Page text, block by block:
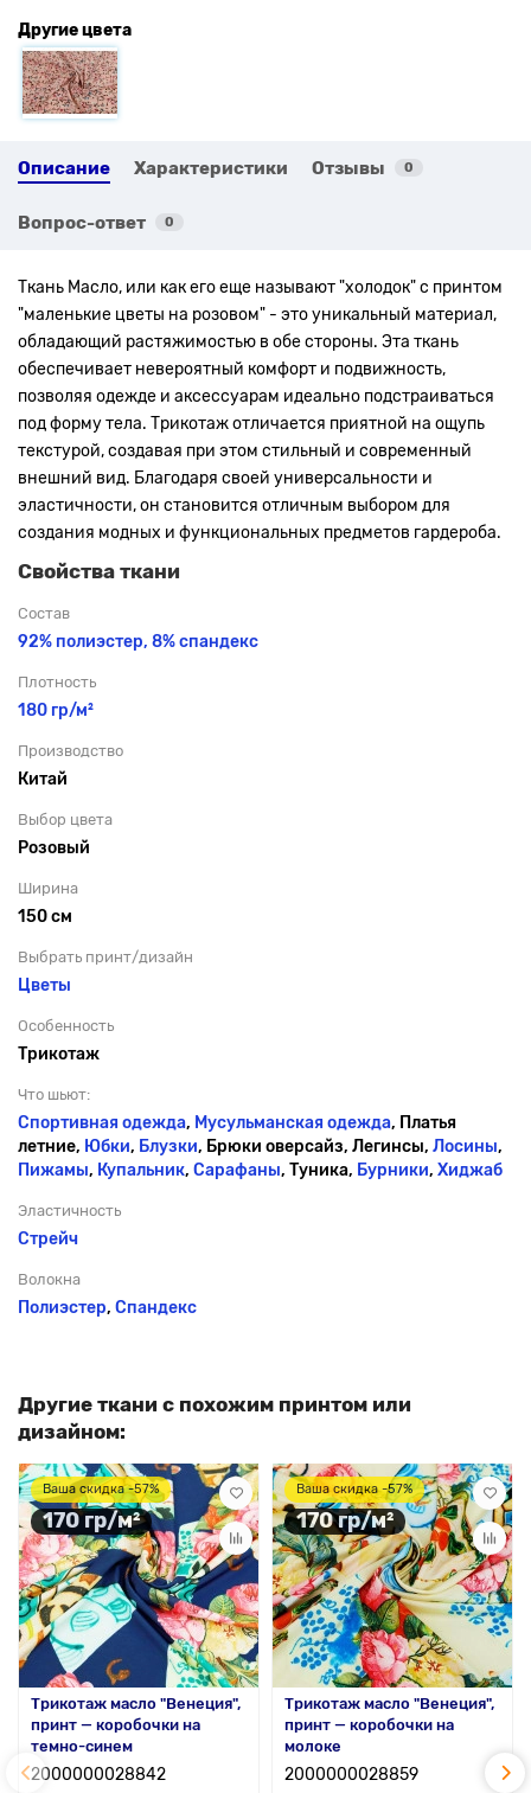
Другие цвета
Описание Характеристики Отзывы 0
Вопрос-ответ 0
Ткань Масло, или как его еще называют "холодок" с принтом
"маленькие цветы на розовом" - это уникальный материал,
обладающий растяжимостью в обе стороны. Эта ткань
обеспечивает невероятный комфорт и подвижность,
позволяя одежде и аксессуарам идеально подстраиваться
под форму тела. Трикотаж отличается приятной на ощупь
текстурой, создавая при этом стильный и современный
внешний вид. Благодаря своей универсальности и
эластичности, он становится отличным выбором для
создания модных и функциональных предметов гардероба.
Свойства ткани
Состав
92% полиэстер, 8% спандекс
Плотность
180 гр/м²
Производство
Китай
Выбор цвета
Розовый
Ширина
150 см
Выбрать принт/дизайн
Цветы
Особенность
Трикотаж
Что шьют:
Спортивная одежда, Мусульманская одежда, Платья
летние, Юбки, Блузки, Брюки оверсайз, Легинсы, Лосины,
Пижамы, Купальник, Сарафаны, Туника, Бурники, Хиджаб
Эластичность
Стрейч
Волокна
Полиэстер, Спандекс
Другие ткани с похожим принтом или
дизайном:
Ваша скидка -57%
170 гр/м²
Трикотаж масло "Венеция",
принт — коробочки на
темно-синем
2000000028842
Ваша скидка -57%
170 гр/м²
Трикотаж масло "Венеция",
принт — коробочки на
молоке
2000000028859